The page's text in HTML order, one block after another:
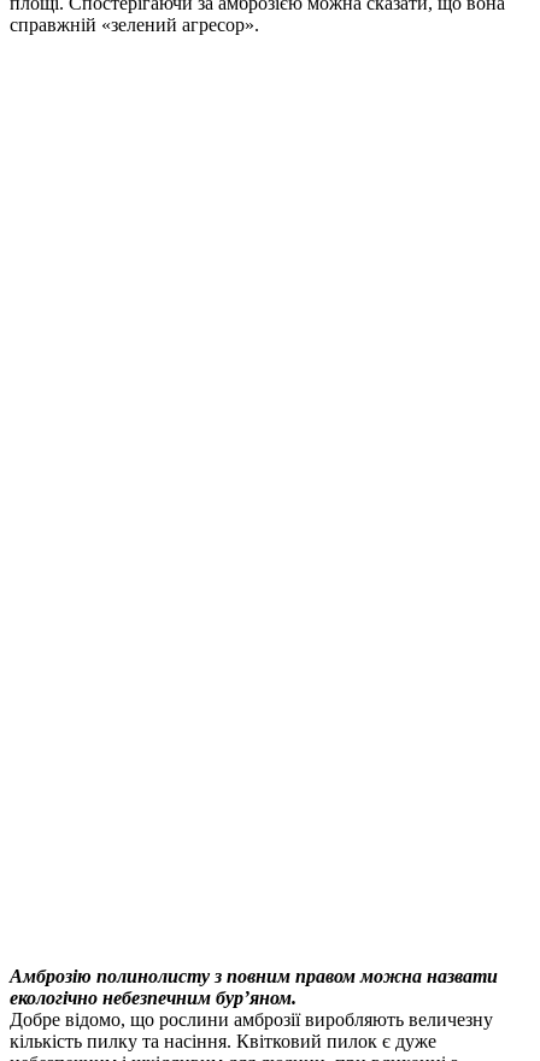
справжній «зелений агресор».
Амброзію полинолисту з повним правом можна назвати
екологічно небезпечним бур’яном.
Добре відомо, що рослини амброзії виробляють величезну
кількість пилку та насіння. Квітковий пилок є дуже